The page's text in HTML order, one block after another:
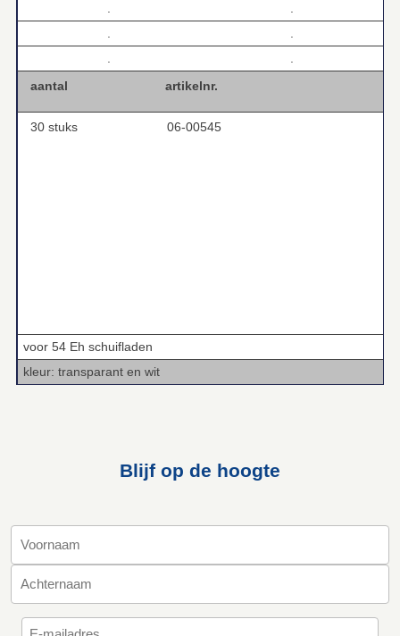
.
.
.
.
.
.
aantal
artikelnr.
30 stuks 06-00545
voor 54 Eh schuifladen
kleur: transparant en wit
Blijf op de hoogte